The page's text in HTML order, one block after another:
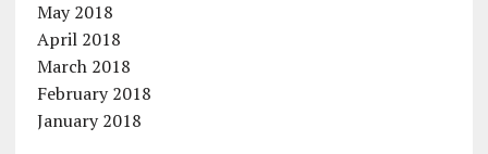
May 2018
April 2018
March 2018
February 2018
January 2018